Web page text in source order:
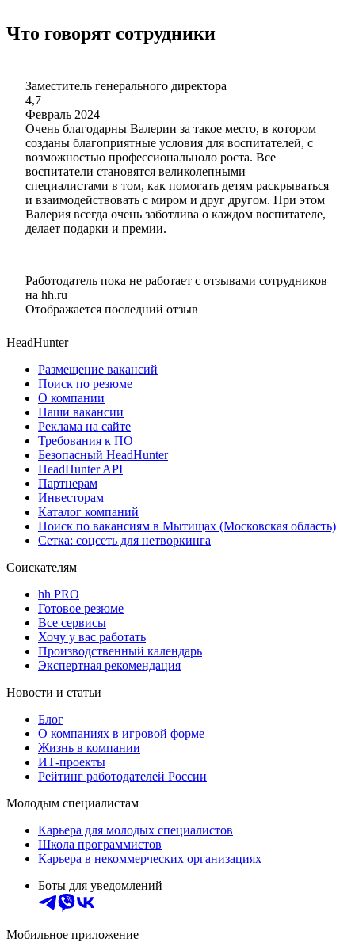
Что говорят сотрудники
Заместитель генерального директора
4,7
Февраль 2024
Очень благодарны Валерии за такое место, в котором
созданы благоприятные условия для воспитателей, с
возможностью профессиональноло роста. Все
воспитатели становятся великолепными
специалистами в том, как помогать детям раскрываться
и взаимодействовать с миром и друг другом. При этом
Валерия всегда очень заботлива о каждом воспитателе,
делает подарки и премии.
Работодатель пока не работает с отзывами сотрудников
на hh.ru
Отображается последний отзыв
HeadHunter
Размещение вакансий
Поиск по резюме
О компании
Наши вакансии
Реклама на сайте
Требования к ПО
Безопасный HeadHunter
HeadHunter API
Партнерам
Инвесторам
Каталог компаний
Поиск по вакансиям в Мытищах (Московская область)
Сетка: соцсеть для нетворкинга
Соискателям
hh PRO
Готовое резюме
Все сервисы
Хочу у вас работать
Производственный календарь
Экспертная рекомендация
Новости и статьи
Блог
О компаниях в игровой форме
Жизнь в компании
ИТ-проекты
Рейтинг работодателей России
Молодым специалистам
Карьера для молодых специалистов
Школа программистов
Карьера в некоммерческих организациях
Боты для уведомлений
Мобильное приложение